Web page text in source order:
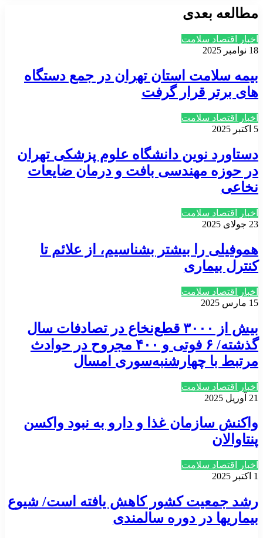
مطالعه بعدی
اخبار اقتصاد سلامت
18 نوامبر 2025
بیمه سلامت استان تهران در جمع دستگاه
های برتر قرار گرفت
اخبار اقتصاد سلامت
5 اکتبر 2025
دستاورد نوین دانشگاه علوم پزشکی تهران
در حوزه مهندسی بافت و درمان ضایعات
نخاعی
اخبار اقتصاد سلامت
23 جولای 2025
هموفیلی را بیشتر بشناسیم، از علائم تا
کنترل بیماری
اخبار اقتصاد سلامت
15 مارس 2025
بیش از ۳۰۰۰ قطع‌نخاع در تصادفات سال
گذشته/ ۶ فوتی و ۴۰۰ مجروح در حوادث
مرتبط با چهارشنبه‌سوری امسال
اخبار اقتصاد سلامت
21 آوریل 2025
واکنش سازمان غذا و دارو به نبود واکسن
پنتاوالان
اخبار اقتصاد سلامت
1 اکتبر 2025
رشد جمعیت کشور کاهش یافته است/ شیوع
بیماریها در دوره سالمندی